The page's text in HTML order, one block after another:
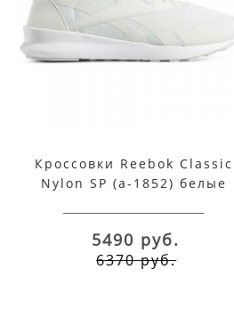
Кроссовки Reebok Classic
Nylon SP (a-1852) белые
5490 руб.
6370 руб.